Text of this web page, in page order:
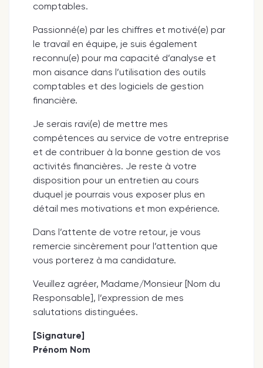
comptables.
Passionné(e) par les chiffres et motivé(e) par
le travail en équipe, je suis également
reconnu(e) pour ma capacité d’analyse et
mon aisance dans l’utilisation des outils
comptables et des logiciels de gestion
financière.
Je serais ravi(e) de mettre mes
compétences au service de votre entreprise
et de contribuer à la bonne gestion de vos
activités financières. Je reste à votre
disposition pour un entretien au cours
duquel je pourrais vous exposer plus en
détail mes motivations et mon expérience.
Dans l’attente de votre retour, je vous
remercie sincèrement pour l’attention que
vous porterez à ma candidature.
Veuillez agréer, Madame/Monsieur [Nom du
Responsable], l’expression de mes
salutations distinguées.
[Signature]
Prénom Nom